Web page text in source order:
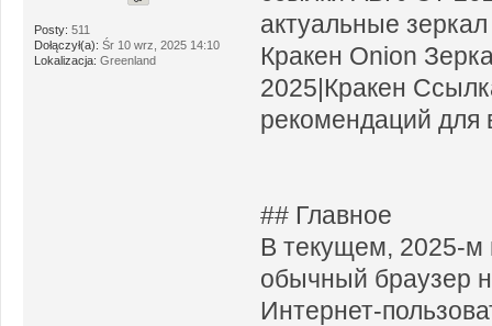
Posty: 511
Dołączył(a): Śr 10 wrz, 2025 14:10
Lokalizacja: Greenland
актуальные
Кракен Onion
2025|Кракен
рекомендаций для
## Главное
В текущем, 2025-м
обычный браузер
Интернет-